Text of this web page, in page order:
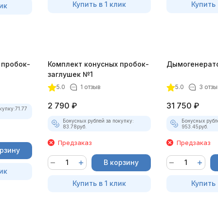
Купить в 1 клик Купить
71.77
Комплект конусных пробок-
заглушек №1
5.0 1 отзыв
2 790 ₽
Бонусных рублей за покупку:
83.78руб.
Предзаказ
В корзину
Купить в 1 клик
5.0 3
31 750 ₽
Бонусных
953.45руб.
Предзаказ
Купить